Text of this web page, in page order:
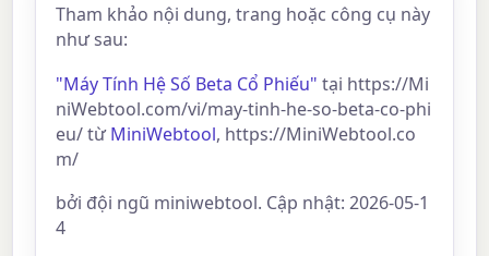
Tham khảo nội dung, trang hoặc công cụ này
như sau:
"Máy Tính Hệ Số Beta Cổ Phiếu" tại https://Mi
niWebtool.com/vi/may-tinh-he-so-beta-co-phi
eu/ từMiniWebtool, https://MiniWebtool.co
m/
bởi đội ngũ miniwebtool. Cập nhật: 2026-05-1
4